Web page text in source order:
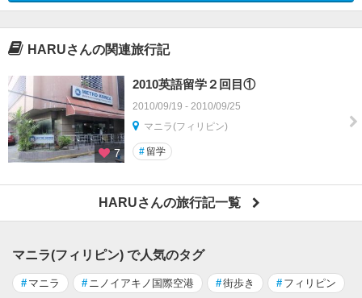
HARUさんの関連旅行記
7
2010英語留学２回目①
2010/09/19 - 2010/09/25
マニラ(フィリピン)
# 留学
HARUさんの旅行記一覧
マニラ(フィリピン) で人気のタグ
# マニラ # ニノイアキノ国際空港 #街歩き # フィリピン